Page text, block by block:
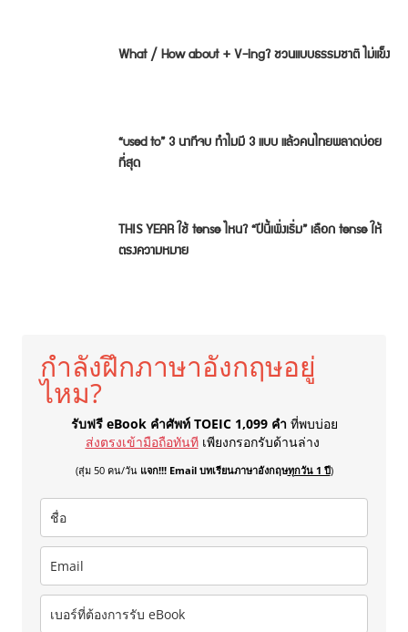
What / How about + V-ing? ชวนแบบธรรมชาติ ไม่แข็ง
“used to” 3 นาทีจบ ทำไมมี 3 แบบ แล้วคนไทยพลาดบ่อย
ที่สุด
THIS YEAR ใช้ tense ไหน? “ปีนี้เพิ่งเริ่ม” เลือก tense ให้
ตรงความหมาย
กำลังฝึกภาษาอังกฤษอยู่
ไหม?
รับฟรี eBook คำศัพท์ TOEIC 1,099 คำ ที่พบบ่อย
ส่งตรงเข้ามือถือทันที เพียงกรอกรับด้านล่าง
(สุ่ม 50 คน/วัน แจก!!! Email บทเรียนภาษาอังกฤษทุกวัน 1 ปี)